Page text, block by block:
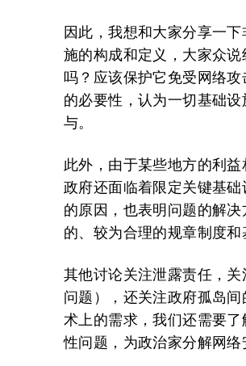
因此，我想和大家分享一
施的构成和定义，大家众
吗？应该保护它免受网络
的必要性，认为一切基础
与。
此外，由于某些地方的利
政府还面临着限定关键基
的原因，也表明问题的解
的、较为合理的规章制度和
其他讨论关注泄露责任，
问题），还关注政府孤岛
术上的需求，我们还需要
性问题，为政治家分解网络